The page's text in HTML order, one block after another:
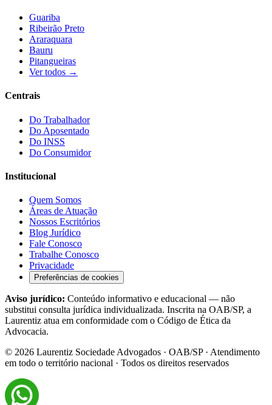
Guariba
Ribeirão Preto
Araraquara
Bauru
Pitangueiras
Ver todos →
Centrais
Do Trabalhador
Do Aposentado
Do INSS
Do Consumidor
Institucional
Quem Somos
Áreas de Atuação
Nossos Escritórios
Blog Jurídico
Fale Conosco
Trabalhe Conosco
Privacidade
Preferências de cookies
Aviso jurídico: Conteúdo informativo e educacional — não
substitui consulta jurídica individualizada. Inscrita na OAB/SP, a
Laurentiz atua em conformidade com o Código de Ética da
Advocacia.
© 2026 Laurentiz Sociedade Advogados · OAB/SP · Atendimento
em todo o território nacional · Todos os direitos reservados